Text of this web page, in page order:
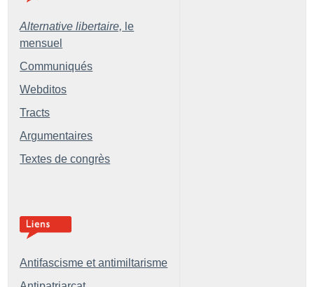
Alternative libertaire, le
mensuel
Communiqués
Webditos
Tracts
Argumentaires
Textes de congrès
Antifascisme et antimiltarisme